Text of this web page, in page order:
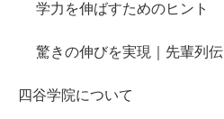
学力を伸ばすためのヒント
驚きの伸びを実現｜先輩列伝
四谷学院について